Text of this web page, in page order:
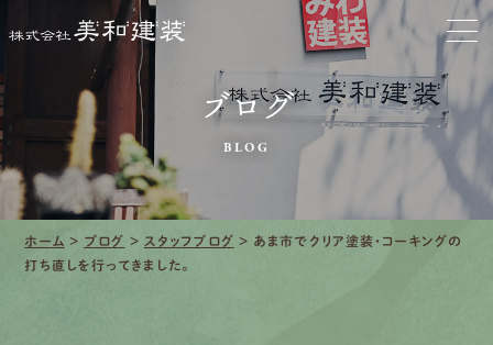
お家をきれいに
会社をきれいに
クリーニング
施工事例
ブログ
BLOG
ホーム > ブログ > スタッフブログ > あま市でクリア塗装・コーキングの
打ち直しを行ってきました。